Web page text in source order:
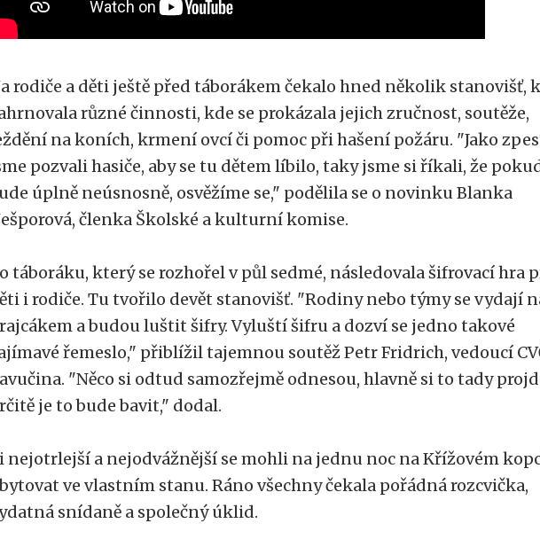
rodiče a děti ještě před táborákem čekalo hned několik stanovišť,
různé činnosti, kde se prokázala jejich zručnost, soutěže,
na koních, krmení ovcí či pomoc při hašení požáru. "Jako
pozvali hasiče, aby se tu dětem líbilo, taky jsme si říkali, že
úplně neúsnosně, osvěžíme se," podělila se o novinku Blanka
členka Školské a kulturní komise.
táboráku, který se rozhořel v půl sedmé, následovala šifrovací hra
i rodiče. Tu tvořilo devět stanovišť. "Rodiny nebo týmy se vydají
a budou luštit šifry. Vyluští šifru a dozví se jedno takové
řemeslo," přiblížil tajemnou soutěž Petr Fridrich, vedoucí
"Něco si odtud samozřejmě odnesou, hlavně si to tady
je to bude bavit," dodal.
nejotrlejší a nejodvážnější se mohli na jednu noc na Křížovém
ve vlastním stanu. Ráno všechny čekala pořádná rozcvička,
snídaně a společný úklid.